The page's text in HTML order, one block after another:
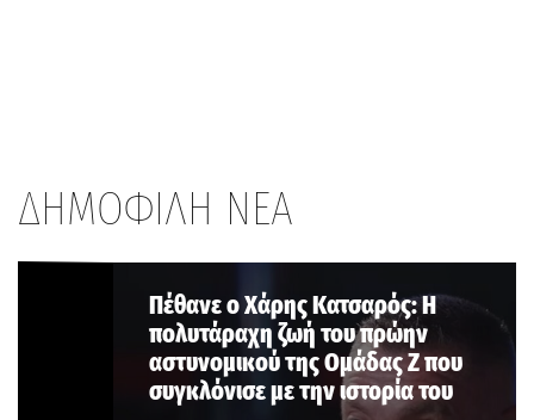
ΔΗΜΟΦΙΛΗ ΝΕΑ
Πέθανε ο Χάρης Κατσαρός: Η
πολυτάραχη ζωή του πρώην
αστυνομικού της Ομάδας Ζ που
συγκλόνισε με την ιστορία του